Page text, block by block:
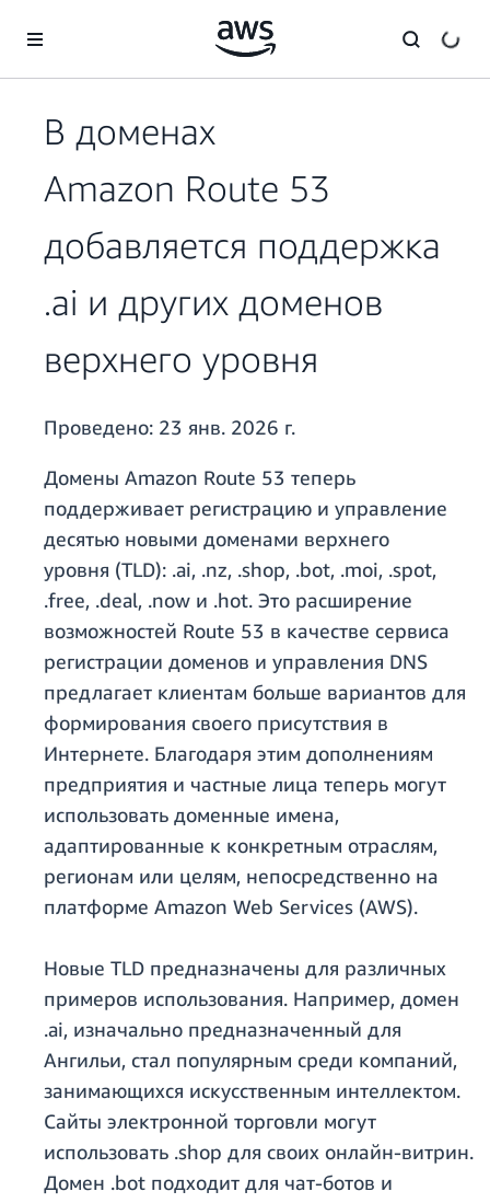
Перейти к главному контенту
В доменах
Amazon Route 53
добавляется поддержка
.ai и других доменов
верхнего уровня
Проведено: 23 янв. 2026 г.
Домены Amazon Route 53 теперь
поддерживает регистрацию и управление
десятью новыми доменами верхнего
уровня (TLD): .ai, .nz, .shop, .bot, .moi, .spot,
.free, .deal, .now и .hot. Это расширение
возможностей Route 53 в качестве сервиса
регистрации доменов и управления DNS
предлагает клиентам больше вариантов для
формирования своего присутствия в
Интернете. Благодаря этим дополнениям
предприятия и частные лица теперь могут
использовать доменные имена,
адаптированные к конкретным отраслям,
регионам или целям, непосредственно на
платформе Amazon Web Services (AWS).
Новые TLD предназначены для различных
примеров использования. Например, домен
.ai, изначально предназначенный для
Ангильи, стал популярным среди компаний,
занимающихся искусственным интеллектом.
Сайты электронной торговли могут
использовать .shop для своих онлайн-витрин.
Домен .bot подходит для чат-ботов и